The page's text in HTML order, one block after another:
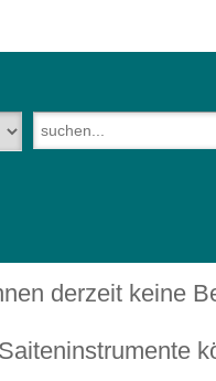
derzeit keine